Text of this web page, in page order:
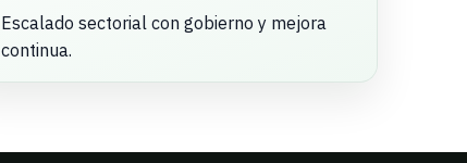
Escalado sectorial con gobierno y mejora
continua.